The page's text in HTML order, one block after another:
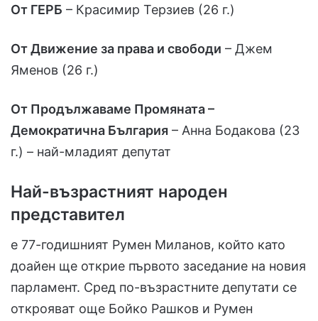
От ГЕРБ – Красимир Терзиев (26 г.)
От Движение за права и свободи – Джем
Яменов (26 г.)
От Продължаваме Промяната –
Демократична България – Анна Бодакова (23
г.) – най-младият депутат
Най-възрастният народен
представител
е 77-годишният Румен Миланов, който като
доайен ще открие първото заседание на новия
парламент. Сред по-възрастните депутати се
открояват още Бойко Рашков и Румен